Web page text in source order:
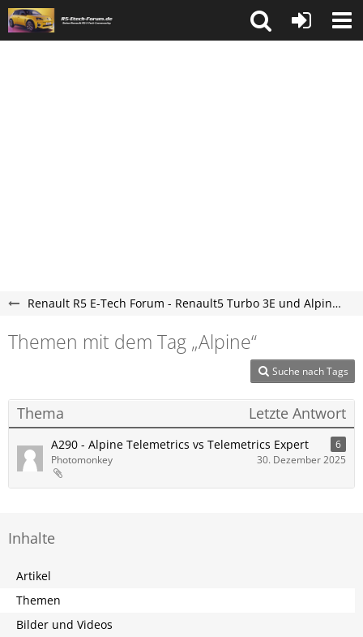
Renault R5 E-Tech Forum - Renault5 Turbo 3E und Alpine A290 Elektro Forum
Themen mit dem Tag „Alpine“
Suche nach Tags
Thema Letzte Antwort
A290 - Alpine Telemetrics vs Telemetrics Expert
6
Photomonkey
30. Dezember 2025
Inhalte
Artikel
Themen
Bilder und Videos